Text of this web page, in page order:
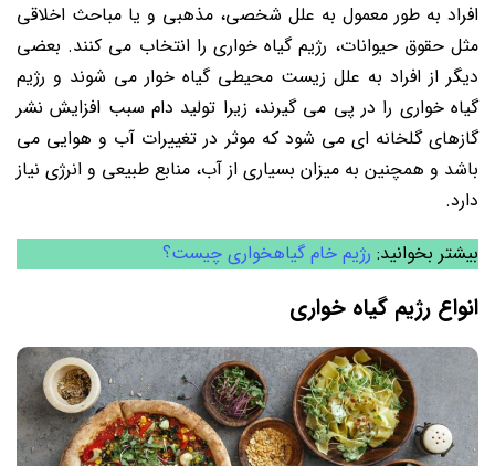
افراد به طور معمول به علل شخصی، مذهبی و یا مباحث اخلاقی
مثل حقوق حیوانات، رژیم گیاه خواری را انتخاب می‌ کنند. بعضی
دیگر از افراد به علل زیست ‌محیطی گیاه خوار می شوند و رژیم
گیاه خواری را در پی می گیرند، زیرا تولید دام سبب افزایش نشر
گازهای گلخانه ‌ای می ‌شود که موثر در تغییرات آب و هوایی می‌
باشد و همچنین به میزان بسیاری از آب، منابع طبیعی و انرژی نیاز
دارد.
بیشتر بخوانید: رژیم خام گیاهخواری چیست؟
انواع رژیم گیاه خواری